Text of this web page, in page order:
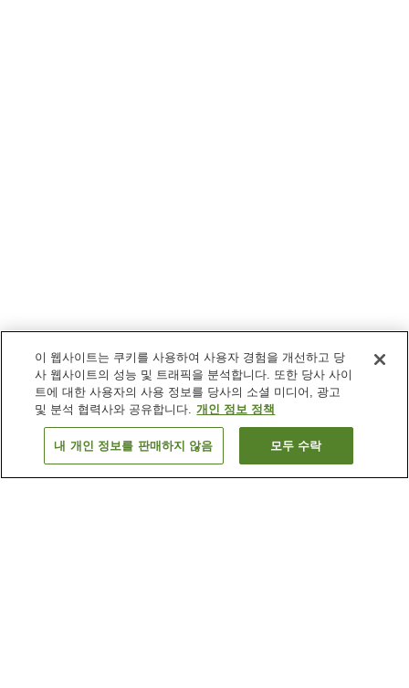
이전으로
이 웹사이트는 쿠키를 사용하여 사용자 경험을 개선하고 당
사 웹사이트의 성능 및 트래픽을 분석합니다. 또한 당사 사이
트에 대한 사용자의 사용 정보를 당사의 소셜 미디어, 광고
및 분석 협력사와 공유합니다. 개인 정보 정책
내 개인 정보를 판매하지 않음 모두 수락